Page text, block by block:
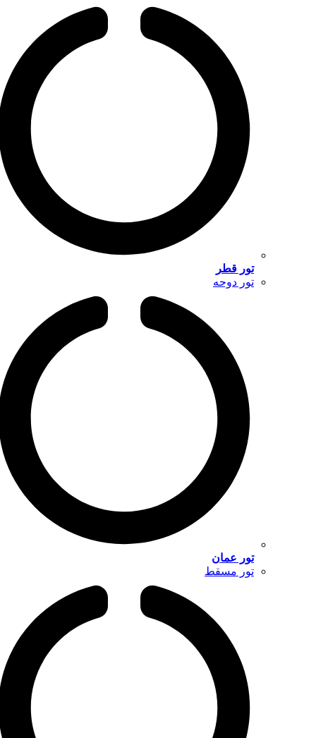
تور قطر
تور دوحه
تور عمان
تور مسقط